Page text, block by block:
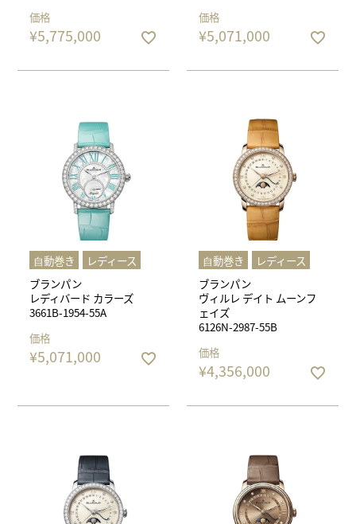
価格
¥5,775,000
価格
¥5,071,000
⾃動巻き
レディース
ブランパン
レディバード カラーズ
3661B-1954-55A
価格
¥5,071,000
⾃動巻き
レディース
ブランパン
ヴィルレ デイト ムーンフ
ェイズ
6126N-2987-55B
価格
¥4,356,000